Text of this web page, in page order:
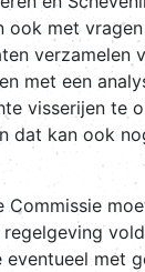
ook met
verzamelen
met een
visserijen te
dat kan ook
Commissie
met